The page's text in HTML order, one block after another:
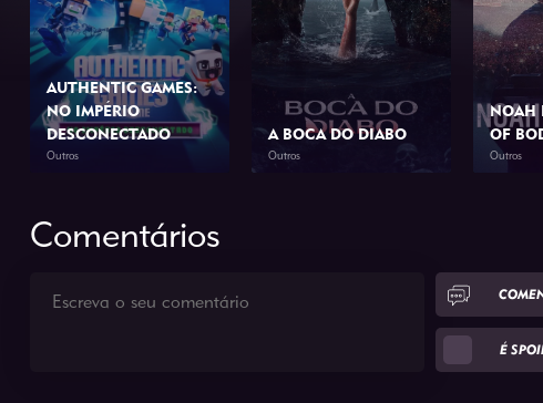
AUTHENTIC GAMES:
NO IMPÉRIO
DESCONECTADO
Outros
A BOCA DO DIABO
Outros
NOAH
OF
Outros
Comentários
É